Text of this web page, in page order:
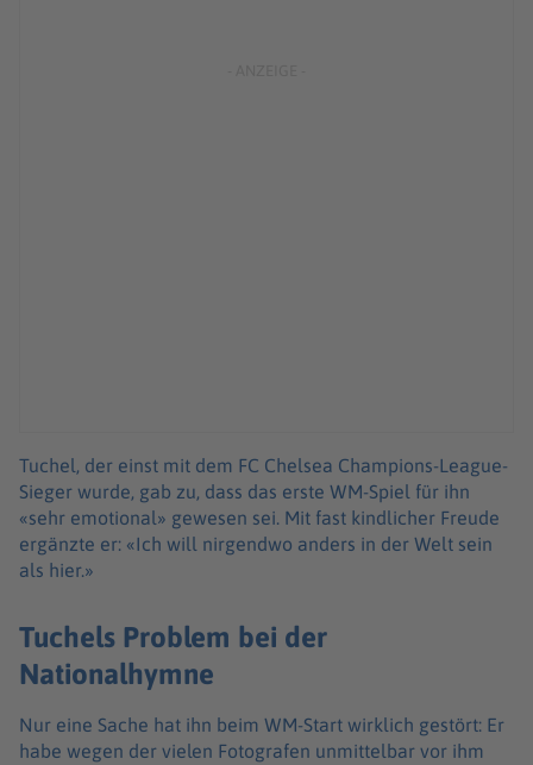
Tuchel, der einst mit dem FC Chelsea Champions-League-
Sieger wurde, gab zu, dass das erste WM-Spiel für ihn
«sehr emotional» gewesen sei. Mit fast kindlicher Freude
ergänzte er: «Ich will nirgendwo anders in der Welt sein
als hier.»
Tuchels Problem bei der
Nationalhymne
Nur eine Sache hat ihn beim WM-Start wirklich gestört: Er
habe wegen der vielen Fotografen unmittelbar vor ihm